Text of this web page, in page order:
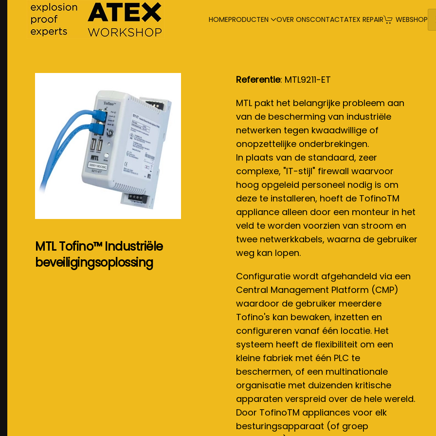
Terug naar hoofdinhoud
HOMEPRODUCTEN OVER ONSCONTACTATEX REPAIR WEBSHOP
MTL Tofino™ Industriële
beveiligingsoplossing
Referentie: MTL9211-ET
MTL pakt het belangrijke probleem aan
van de bescherming van industriële
netwerken tegen kwaadwillige of
onopzettelijke onderbrekingen.
In plaats van de standaard, zeer
complexe, "IT-stijl" firewall waarvoor
hoog opgeleid personeel nodig is om
deze te installeren, hoeft de TofinoTM
appliance alleen door een monteur in het
veld te worden voorzien van stroom en
twee netwerkkabels, waarna de gebruiker
weg kan lopen.
Configuratie wordt afgehandeld via een
Central Management Platform (CMP)
waardoor de gebruiker meerdere
Tofino's kan bewaken, inzetten en
configureren vanaf één locatie. Het
systeem heeft de flexibiliteit om een
kleine fabriek met één PLC te
beschermen, of een multinationale
organisatie met duizenden kritische
apparaten verspreid over de hele wereld.
Door TofinoTM appliances voor elk
besturingsapparaat (of groep